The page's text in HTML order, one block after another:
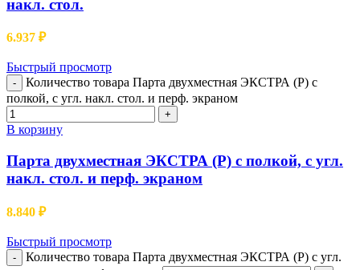
накл. стол.
6.937 ₽
Быстрый просмотр
-
Количество товара Парта двухместная ЭКСТРА (Р) с
полкой, с угл. накл. стол. и перф. экраном
+
В корзину
Парта двухместная ЭКСТРА (Р) с полкой, с угл.
накл. стол. и перф. экраном
8.840 ₽
Быстрый просмотр
-
Количество товара Парта двухместная ЭКСТРА (Р) с угл.